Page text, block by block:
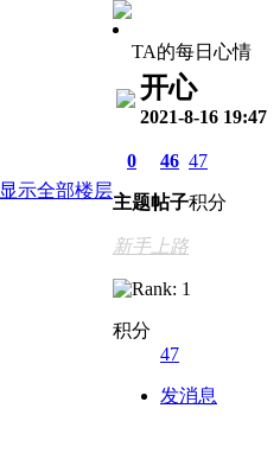
显示全部楼层
TA的每日心情
开心
2021-8-16 19:47
0
主题
46
帖子
47
积分
新手上路
积分
47
发消息